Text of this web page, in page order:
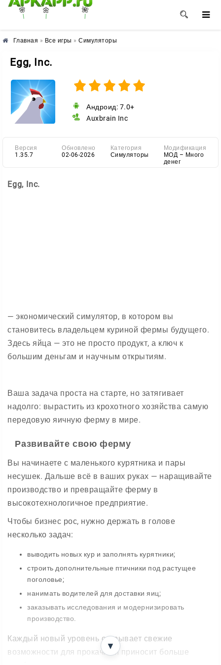
🌸 🌼 🌺
Главная » Все игры » Симуляторы
Egg, Inc.
Андроид: 7.0+
Auxbrain Inc
Версия
1.35.7
Обновлено
02-06-2026
Категория
Симуляторы
Модификация
МОД – Много
денег
Egg, Inc.
— экономический симулятор, в котором вы
становитесь владельцем куриной фермы будущего.
Здесь яйца — это не просто продукт, а ключ к
большим деньгам и научным открытиям.
Ваша задача проста на старте, но затягивает
надолго: вырастить из крохотного хозяйства самую
передовую яичную ферму в мире.
Развивайте свою ферму
Вы начинаете с маленького курятника и пары
несушек. Дальше всё в ваших руках — наращивайте
производство и превращайте ферму в
высокотехнологичное предприятие.
Чтобы бизнес рос, нужно держать в голове
несколько задач:
выводить новых кур и заполнять курятники;
строить дополнительные птичники под растущее
поголовье;
нанимать водителей для доставки яиц;
заказывать исследования и модернизировать
производство.
Каждый новый уровень открывает свежие
возможности для прокачки и приносит больше
▼